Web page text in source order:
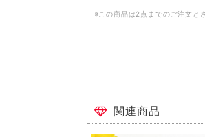
※この商品は2点までのご注文と
関連商品